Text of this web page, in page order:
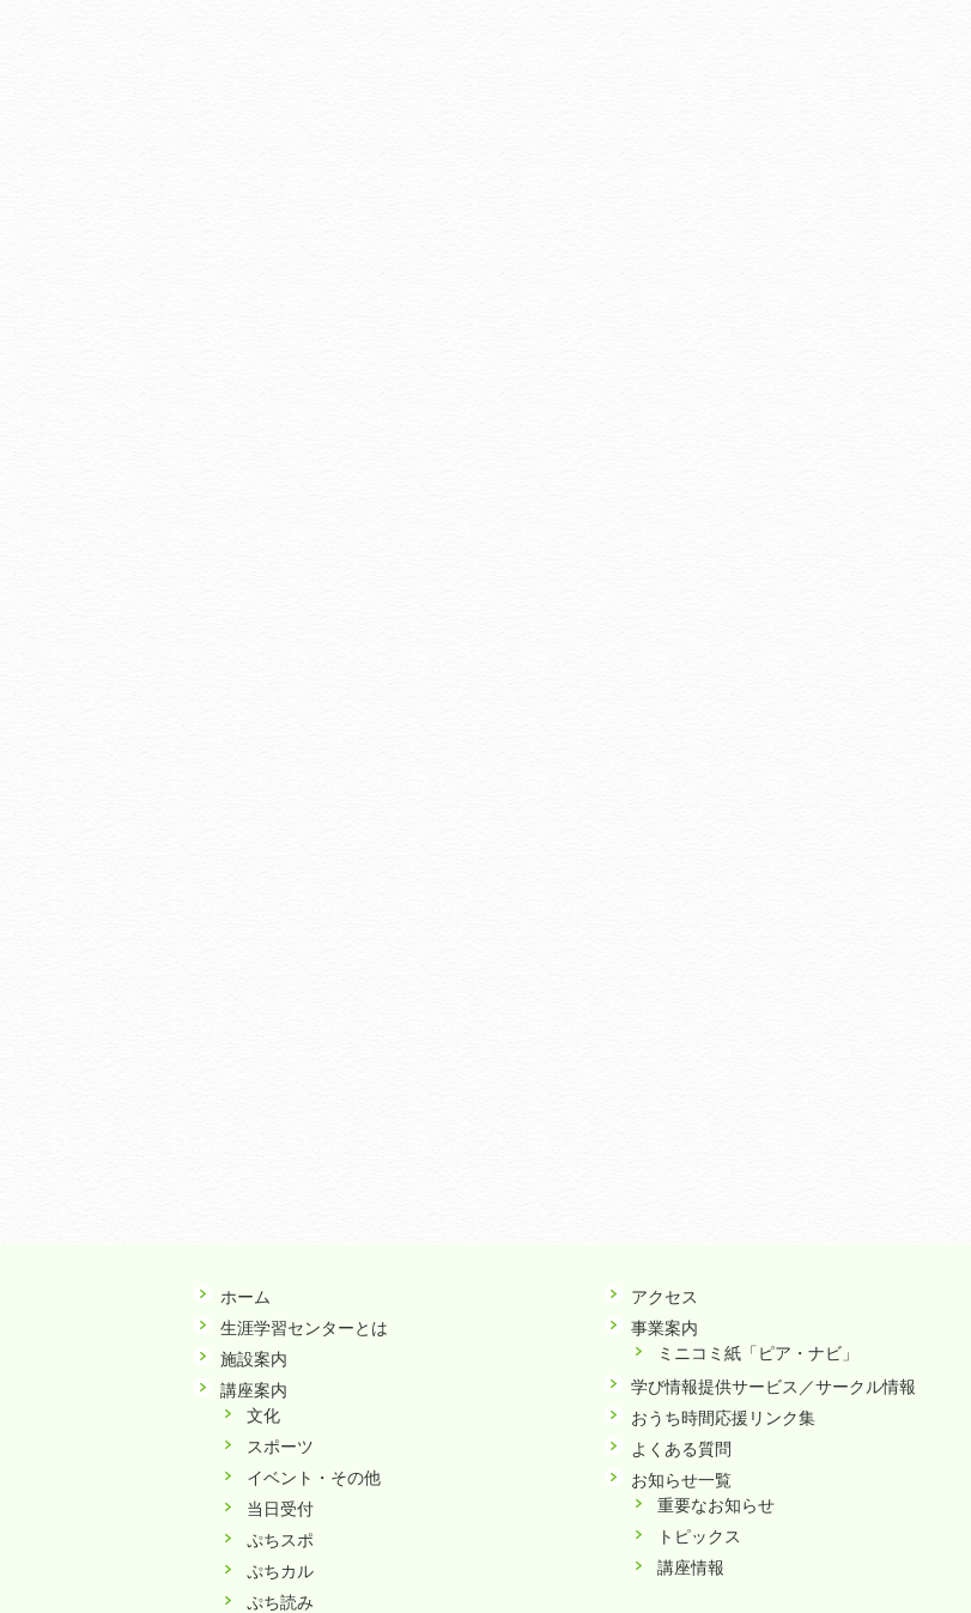
ホーム
生涯学習センターとは
施設案内
講座案内
文化
スポーツ
イベント・その他
当日受付
ぷちスポ
ぷちカル
ぷち読み
アクセス
事業案内
ミニコミ紙「ピア・ナビ」
学び情報提供サービス／サークル情報
おうち時間応援リンク集
よくある質問
お知らせ一覧
重要なお知らせ
トピックス
講座情報